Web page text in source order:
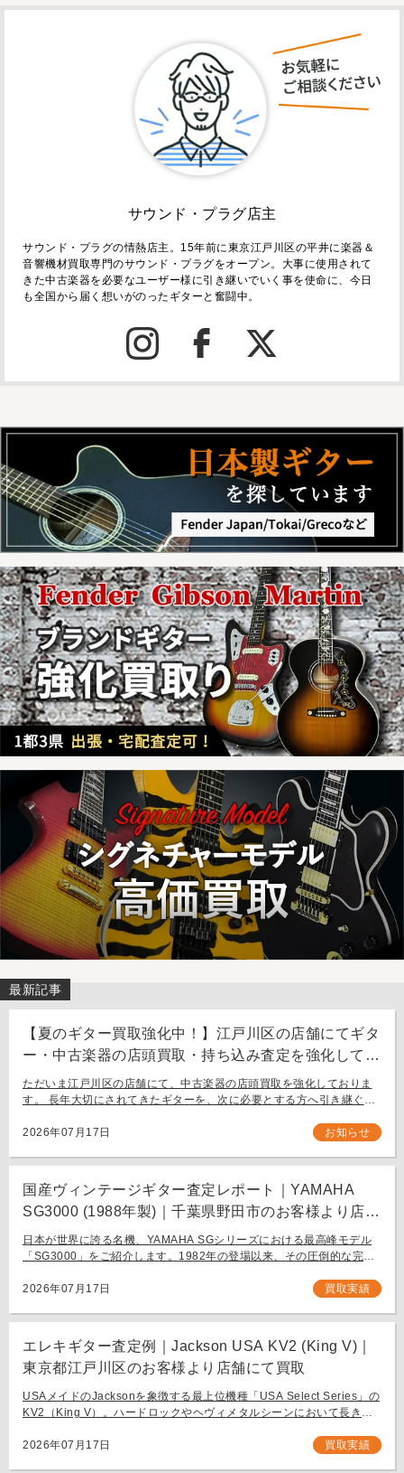
サウンド・プラグ店主
サウンド・プラグの情熱店主。15年前に東京江戸川区の平井に楽器＆
音響機材買取専門のサウンド・プラグをオープン。大事に使用されて
きた中古楽器を必要なユーザー様に引き継いでいく事を使命に、今日
も全国から届く想いがのったギターと奮闘中。
最新記事
【夏のギター買取強化中！】江戸川区の店舗にてギタ
ー・中古楽器の店頭買取・持ち込み査定を強化してお
ります。
ただいま江戸川区の店舗にて、中古楽器の店頭買取を強化しておりま
す。 長年大切にされてきたギターを、次に必要とする方へ引き継ぐお
ち込み査定も大歓迎です。
2026年07月17日 お知らせ
国産ヴィンテージギター査定レポート｜YAMAHA
SG3000 (1988年製)｜千葉県野田市のお客様より店舗
にて買取
日本が世界に誇る名機、YAMAHA SGシリーズにおける最高峰モデル
「SG3000」をご紹介します。1982年の登場以来、その圧倒的な完成
フラッグシップモデル […]
2026年07月17日 買取実績
エレキギター査定例｜Jackson USA KV2 (King V)｜
東京都江戸川区のお客様より店舗にて買取
USAメイドのJacksonを象徴する最上位機種「USA Select Series」の
KV2（King V）。ハードロックやヘヴィメタルシーンにおいて長きに
[…]
2026年07月17日 買取実績